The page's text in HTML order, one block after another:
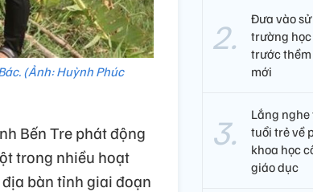
(Ảnh: Huỳnh Phúc
Bến Tre phát động
trong nhiều hoạt
bàn tỉnh giai đoạn
Đưa vào
trường
trước
mới
Lắng nghe
tuổi trẻ về
khoa học
giáo dục